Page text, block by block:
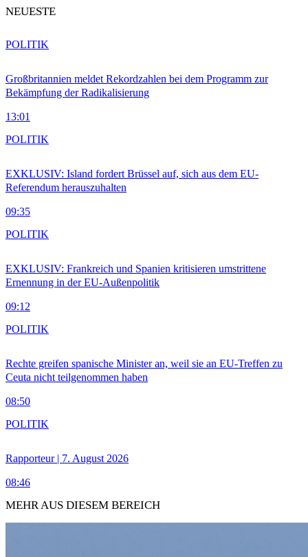
NEUESTE
Großbritannien meldet Rekordzahlen bei dem Programm zur
Bekämpfung der Radikalisierung
13:01
POLITIK
EXKLUSIV: Island fordert Brüssel auf, sich aus dem EU-
Referendum herauszuhalten
09:35
POLITIK
EXKLUSIV: Frankreich und Spanien kritisieren umstrittene
Ernennung in der EU-Außenpolitik
09:12
POLITIK
Rechte greifen spanische Minister an, weil sie an EU-Treffen zu
Ceuta nicht teilgenommen haben
08:50
POLITIK
Rapporteur | 7. August 2026
08:46
POLITIK
MEHR AUS DIESEM BEREICH